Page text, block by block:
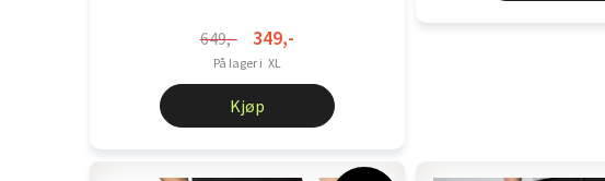
649,- 349,-
På lager i XL
Kjøp